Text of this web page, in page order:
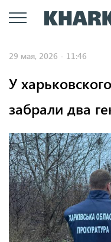
29 мая, 2026 - 11:46
У
забрали два